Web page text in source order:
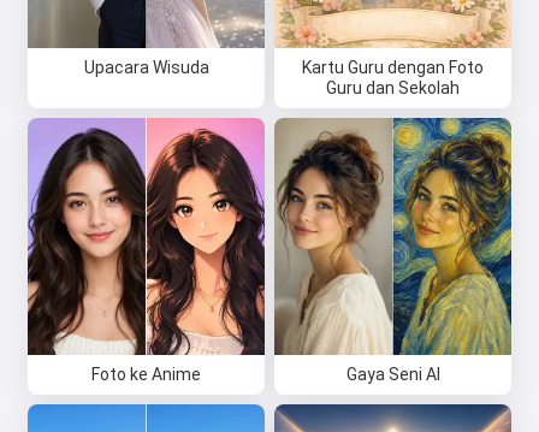
Upacara Wisuda
Kartu Guru dengan Foto
Guru dan Sekolah
Foto ke Anime Gaya Seni AI